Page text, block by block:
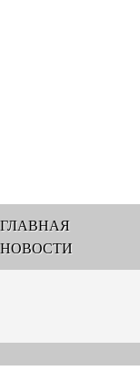
ГЛАВНАЯ
НОВОСТИ